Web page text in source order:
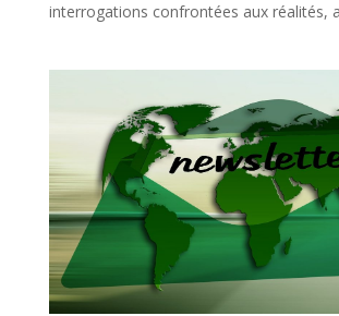
interrogations confrontées aux réalités,